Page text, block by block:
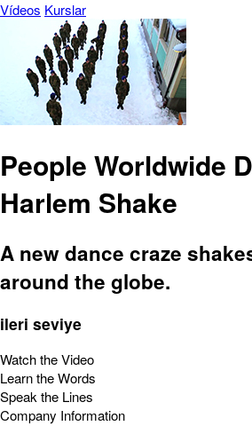
Vídeos Kurslar
People Worldwide
Harlem Shake
A new dance craze
around the globe.
ileri seviye
Watch the Video
Learn the Words
Speak the Lines
Company Information